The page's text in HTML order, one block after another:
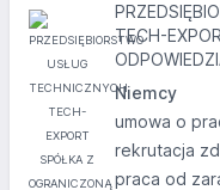
TECH-
Niemcy
umowa o
rekrutacja
praca od